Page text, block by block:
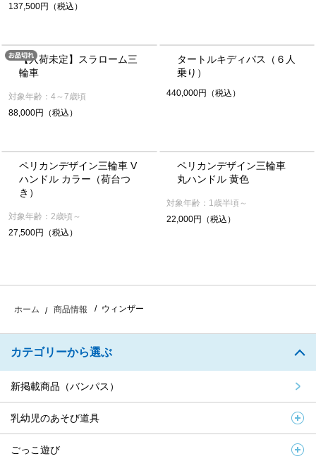
137,500円（税込）
【入荷未定】スラローム三
輪車
対象年齢：4～7歳頃
88,000円（税込）
タートルキディバス（６人
乗り）
440,000円（税込）
ペリカンデザイン三輪車 V
ハンドル カラー（荷台つ
き）
対象年齢：2歳頃～
27,500円（税込）
ペリカンデザイン三輪車
丸ハンドル 黄色
対象年齢：1歳半頃～
22,000円（税込）
ホーム 商品情報 ウィンザー
カテゴリーから選ぶ
新掲載商品（バンパス）
乳幼児のあそび道具
ごっこ遊び